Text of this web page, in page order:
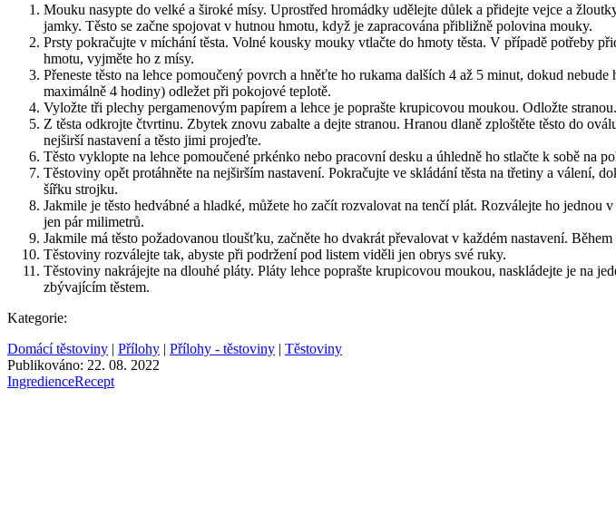
Mouku nasypte do velké a široké mísy. Uprostřed hromádky udělejte důlek a přidejte vejce a
jamky. Těsto se začne spojovat v hutnou hmotu, když je zapracována přibližně polovina mouky.
Prsty pokračujte v míchání těsta. Volné kousky mouky vtlačte do hmoty těsta. V případě potřeby
hmotu, vyjměte ho z mísy.
Přeneste těsto na lehce pomoučený povrch a hněťte ho rukama dalších 4 až 5 minut, dokud
maximálně 4 hodiny) odležet při pokojové teplotě.
Vyložte tři plechy pergamenovým papírem a lehce je poprašte krupicovou moukou. Odložte stranou.
Z těsta odkrojte čtvrtinu. Zbytek znovu zabalte a dejte stranou. Hranou dlaně zploštěte těsto do
nejširší nastavení a těsto jimi projeďte.
Těsto vyklopte na lehce pomoučené prkénko nebo pracovní desku a úhledně ho stlačte k sobě na
Těstoviny opět protáhněte na nejširším nastavení. Pokračujte ve skládání těsta na třetiny a válení,
šířku strojku.
Jakmile je těsto hedvábné a hladké, můžete ho začít rozvalovat na tenčí plát. Rozválejte ho
jen pár milimetrů.
Jakmile má těsto požadovanou tloušťku, začněte ho dvakrát převalovat v každém nastavení.
Těstoviny rozválejte tak, abyste při podržení pod listem viděli jen obrys své ruky.
Těstoviny nakrájejte na dlouhé pláty. Pláty lehce poprašte krupicovou moukou, naskládejte je na
zbývajícím těstem.
Kategorie:
Domácí těstoviny | Přílohy | Přílohy - těstoviny | Těstoviny
Publikováno: 22. 08. 2022
IngredienceRecept